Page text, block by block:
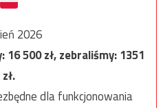
2026
16 500zł, zebraliśmy:1351
zł.
dla funkcjonowania